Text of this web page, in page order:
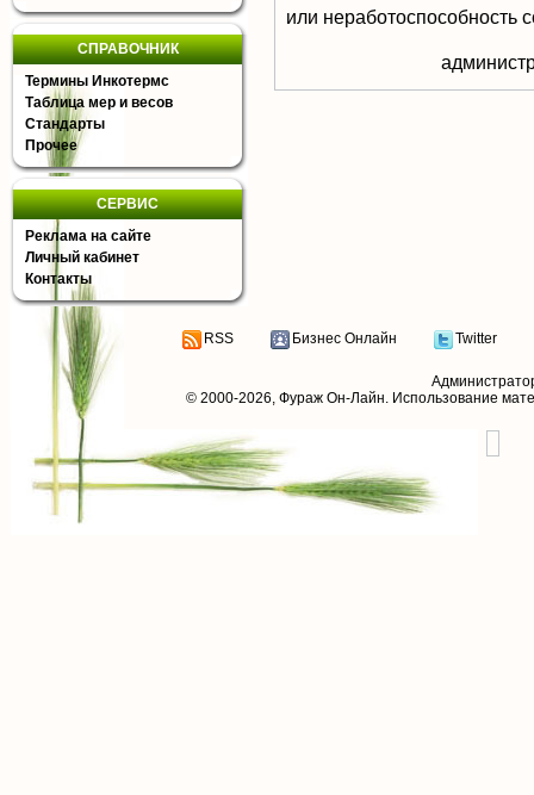
СПРАВОЧНИК
Термины Инкотермс
Таблица мер и весов
Стандарты
Прочее
СЕРВИС
Реклама на сайте
Личный кабинет
Контакты
или неработоспособность
RSS Бизнес Онлайн Twitter
© 2000-2026, Фураж Он-Лайн. Использование